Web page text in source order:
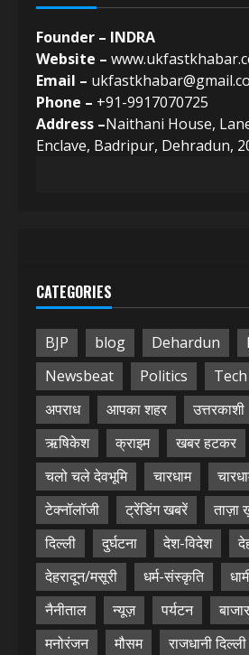
Founder – INDRA
Website –
Email –
Phone – +91-9917070725
Address –Naithani House,
Enclave, Badripur, Dehradun,
CATEGORIES
BJP blog Dehardun
Newsbeat
Politics Tech
अपराध
आपका शहर उत्तरकाशी
ऋषिकेश
क्राइम खबर हटकर
चलो चले देवभूमि
चारधाम
टेक्नॉलॉजी
ट्रेंडिंग खबरें ताज़ा
दिल्ली
दुर्घटना देश-विदेश
देहरादून/मसूरी
धर्म-संस्कृति
नैनीताल
न्यूज़ पर्यटन बाजार
मनोरंजन
मौसम राजधानी दिल्ली